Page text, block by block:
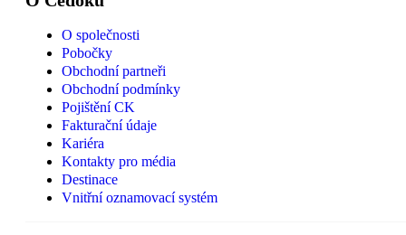
O společnosti
Pobočky
Obchodní partneři
Obchodní podmínky
Pojištění CK
Fakturační údaje
Kariéra
Kontakty pro média
Destinace
Vnitřní oznamovací systém